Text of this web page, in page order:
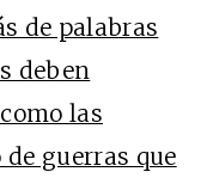
de palabras
deben
las
guerras que